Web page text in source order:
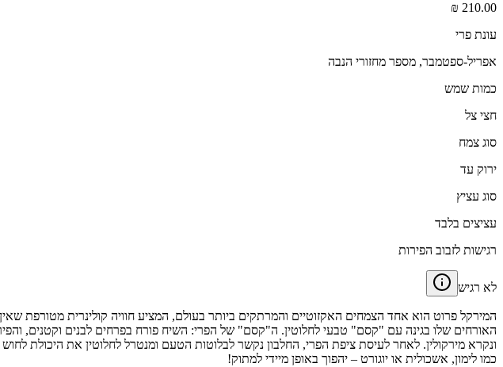
210.00 ₪
עונת פרי
אפריל-ספטמבר, מספר מחזורי הנבה
כמות שמש
חצי צל
סוג צמח
ירוק עד
סוג עציץ
עציצים בלבד
רגישות לזבוב הפירות
לא רגיש
המירקל פרוט הוא אחד הצמחים האקזוטיים והמרתקים ביותר בעולם, המציע חוויה קולינרית מטורפת
האורחים שלו בגינה עם "קסם" טבעי לחלוטין. ה"קסם" של הפרי: השיח פורח בפרחים לבנים וקטנים,
כמו לימון, אשכולית או יוגורט – יהפוך באופן מיידי למתוק!